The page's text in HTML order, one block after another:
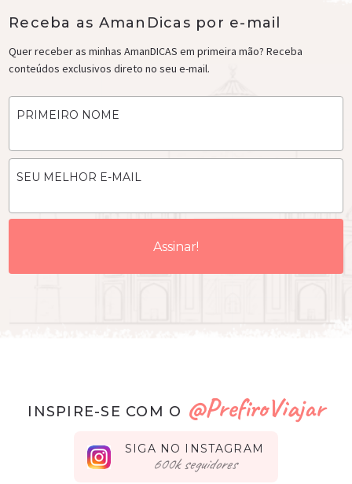
Receba as AmanDicas por e-mail
Quer receber as minhas AmanDICAS em primeira mão? Receba
conteúdos exclusivos direto no seu e-mail.
PRIMEIRO NOME
SEU MELHOR E-MAIL
INSPIRE-SE COM O @PrefiroViajar
SIGA NO INSTAGRAM
seguidores